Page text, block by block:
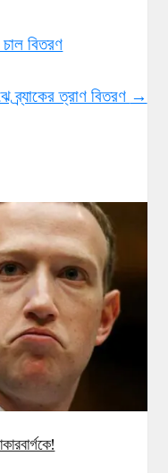
বিতরণ
ব্র্যাকের ত্রাণ বিতরণ →